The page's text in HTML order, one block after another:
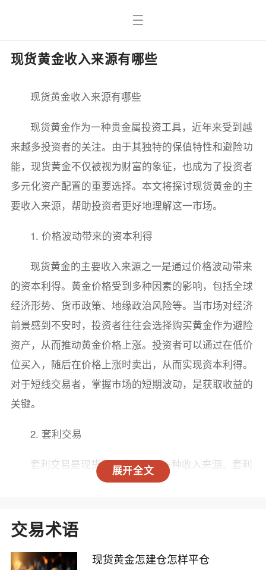
现货黄金收入来源有哪些
展开全文
现货黄金收入来源有哪些
现货黄金作为一种贵金属投资工具，近年来受到越
来越多投资者的关注。由于其独特的保值特性和避险功
能，现货黄金不仅被视为财富的象征，也成为了投资者
多元化资产配置的重要选择。本文将探讨现货黄金的主
要收入来源，帮助投资者更好地理解这一市场。
1. 价格波动带来的资本利得
现货黄金的主要收入来源之一是通过价格波动带来
的资本利得。黄金价格受到多种因素的影响，包括全球
经济形势、货币政策、地缘政治风险等。当市场对经济
前景感到不安时，投资者往往会选择购买黄金作为避险
资产，从而推动黄金价格上涨。投资者可以通过在低价
位买入，随后在价格上涨时卖出，从而实现资本利得。
对于短线交易者，掌握市场的短期波动，是获取收益的
关键。
2. 套利交易
套利交易是现货黄金市场中另一种收入来源。套利
者通过利用不同市场之间的价格差异进行交易，以获取
时在另一个市场高价卖出。这样的操作需要对市场动态
有敏锐的洞察力，并且能够快速反应。此外，套利交易
也可以通过期货合约、期权等衍生品进行，以增加收
交易术语
现货黄金怎建仓怎样平仓